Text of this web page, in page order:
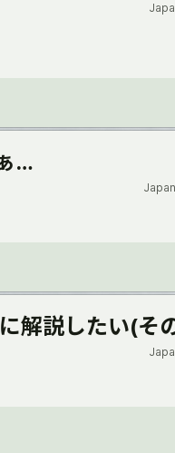
…
解説したい(そ